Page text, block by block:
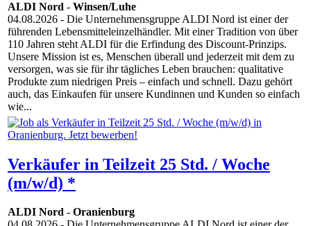
ALDI Nord - Winsen/Luhe
04.08.2026 - Die Unternehmensgruppe ALDI Nord ist einer der
führenden Lebensmitteleinzelhändler. Mit einer Tradition von über
110 Jahren steht ALDI für die Erfindung des Discount-Prinzips.
Unsere Mission ist es, Menschen überall und jederzeit mit dem zu
versorgen, was sie für ihr tägliches Leben brauchen: qualitative
Produkte zum niedrigen Preis – einfach und schnell. Dazu gehört
auch, das Einkaufen für unsere Kundinnen und Kunden so einfach
wie...
Verkäufer in Teilzeit 25 Std. / Woche
(m/w/d) *
ALDI Nord - Oranienburg